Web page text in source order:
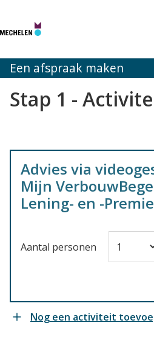
Een afspraak maken
Stap 1 -
Advies via
Mijn
Lening- en -
Aantal personen
Nog een activiteit